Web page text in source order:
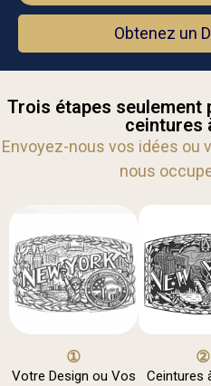
Obtenez un
Trois étapes seulement
ceintures
Envoyez-nous vos idées ou
nous
①
Votre Design ou Vos
②
Ceintures